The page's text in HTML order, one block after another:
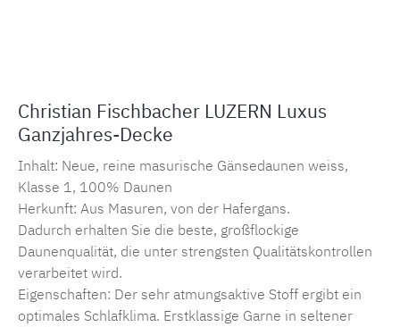
Christian Fischbacher LUZERN Luxus
Ganzjahres-Decke
Inhalt: Neue, reine masurische Gänsedaunen weiss,
Klasse 1, 100% Daunen
Herkunft: Aus Masuren, von der Hafergans.
Dadurch erhalten Sie die beste, großflockige
Daunenqualität, die unter strengsten Qualitätskontrollen
verarbeitet wird.
Eigenschaften: Der sehr atmungsaktive Stoff ergibt ein
optimales Schlafklima. Erstklassige Garne in seltener